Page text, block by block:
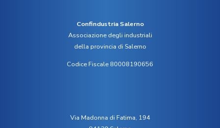
Confindustria Salerno
Associazione degli industriali
della provincia di Salerno
Codice Fiscale 80008190656
Via Madonna di Fatima, 194